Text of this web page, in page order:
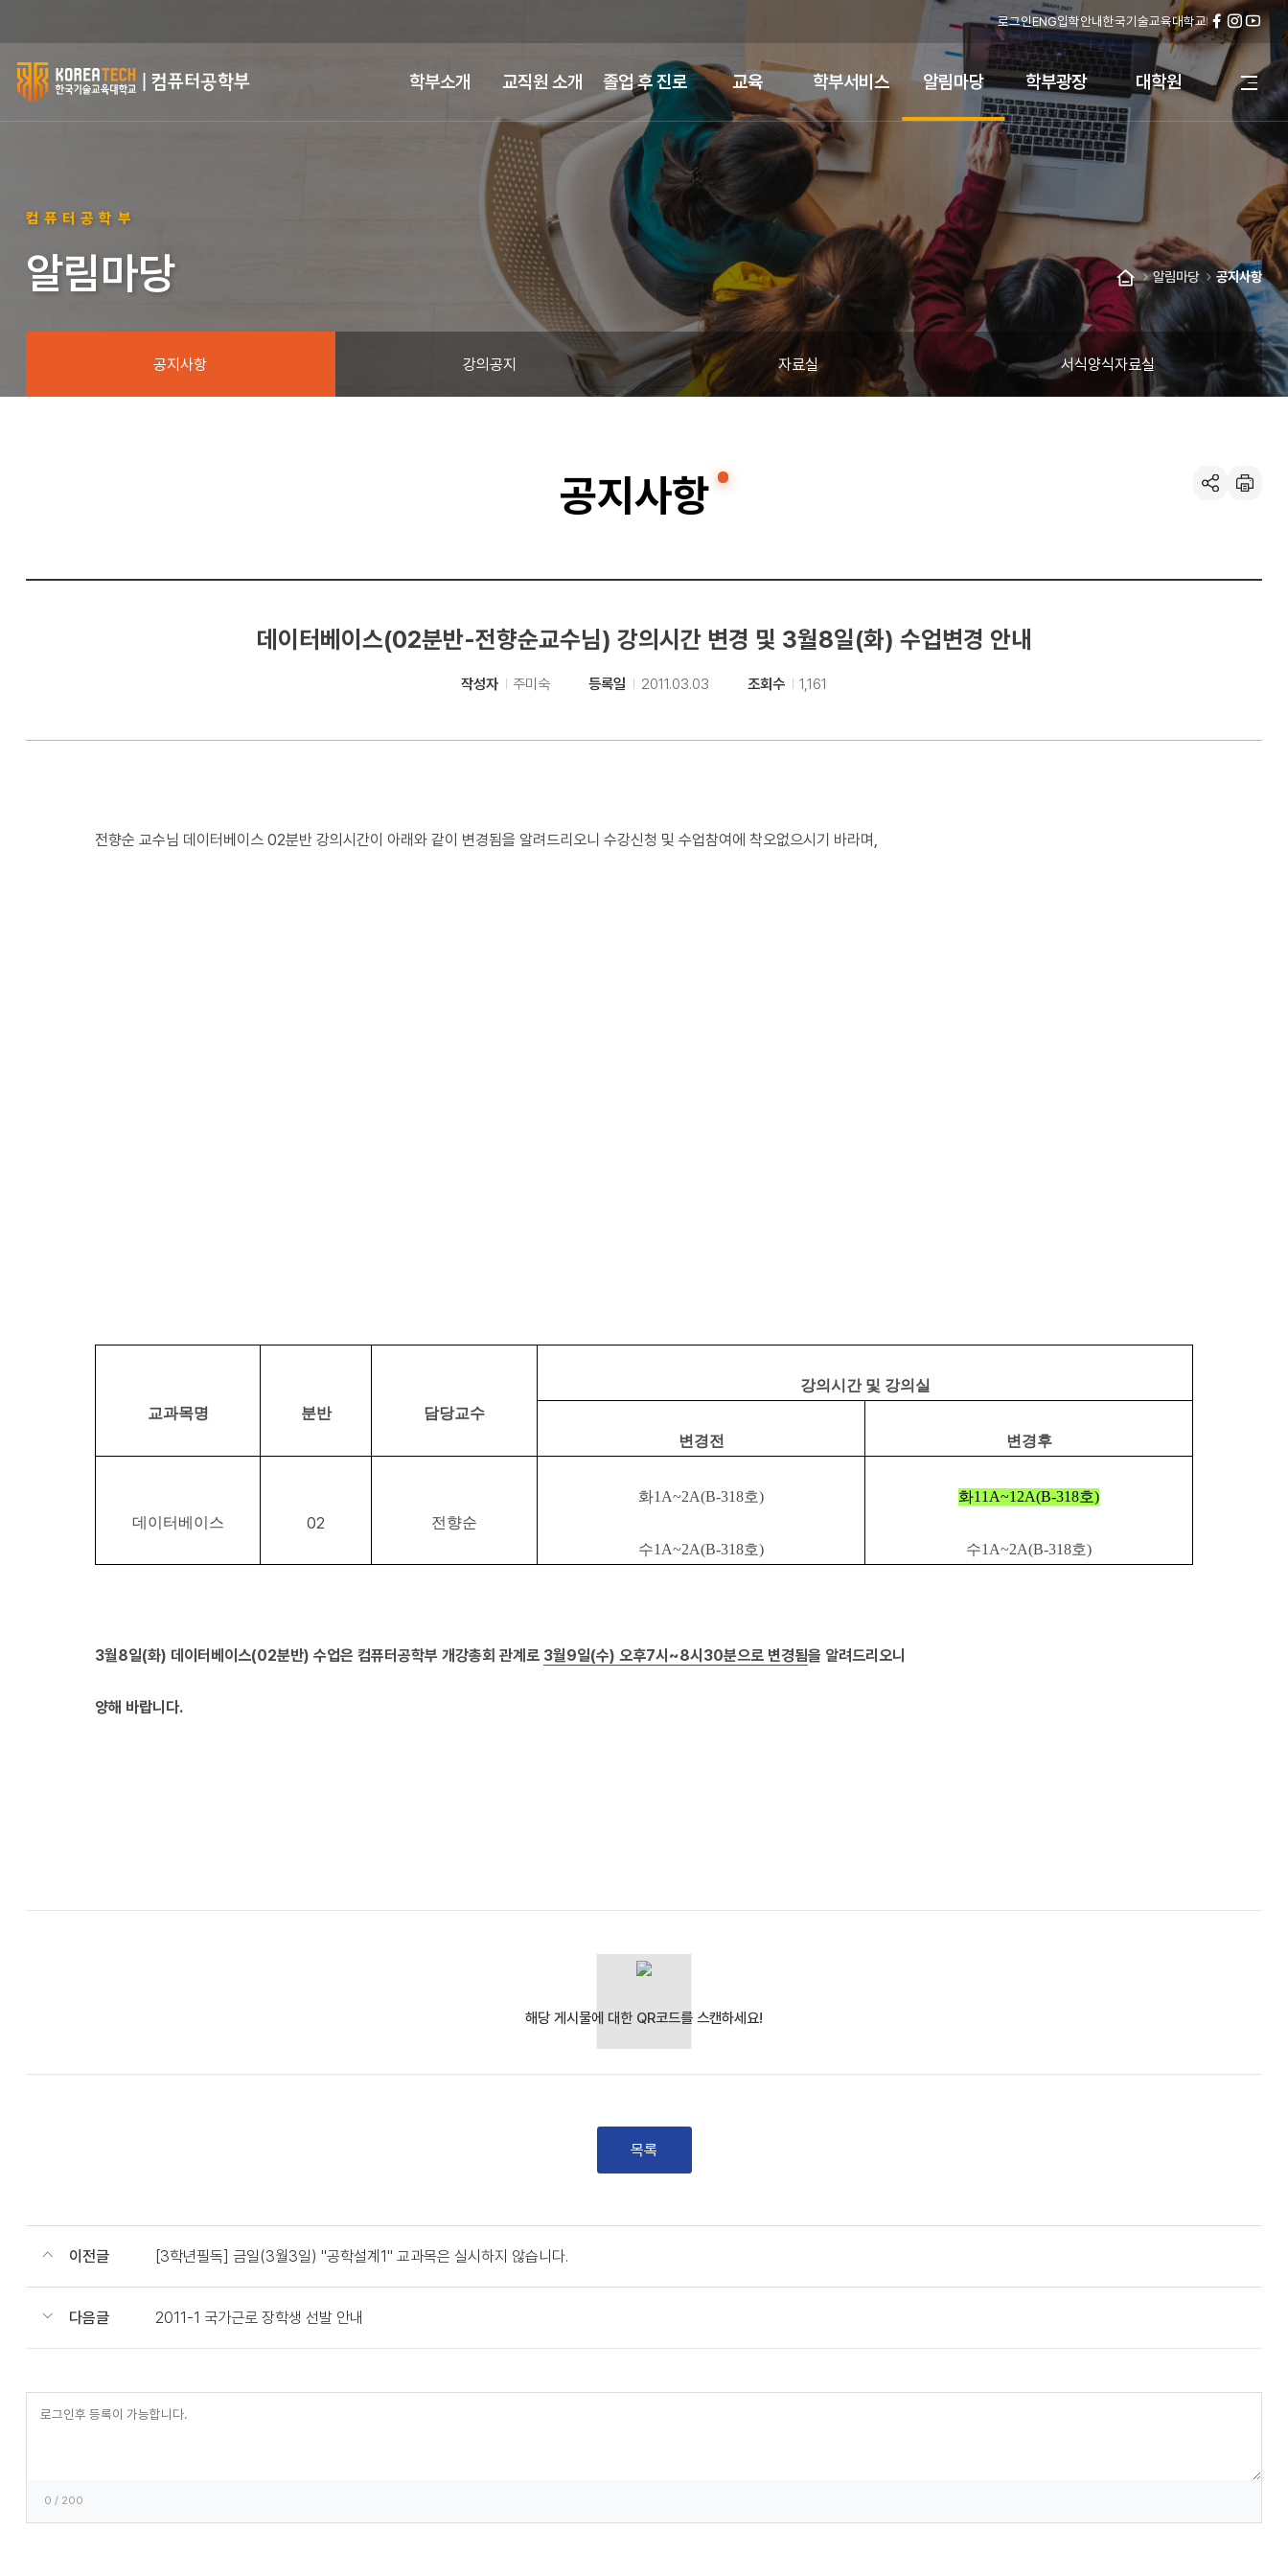
로그인ENG입학안내한국기술교육대학교
페
스
북
인
스
타
그
램
유
브
한
육
교
학
학부소개 교직원 소개 졸업 후 진로 교육 학부서비스 알림마당 학부광장 대학원
전
체
메
뉴
열
컴퓨터공학부
알림마당 홈
알림마당 공지사항
공지사항 강의공지 자료실 서식양식자료실
공지사항 공유하기
인
데이터베이스(02분반-전향순교수님) 강의시간 변경 및 3월8일(화) 수업변경 안내
작성자 주미숙 등록일 2011.03.03 조회수 1,161
전향순 교수님 데이터베이스 02분반 강의시간이 아래와 같이 변경됨을 알려드리오니 수강신청 및 수업참여에 착오없으시기 바라며,
교과목명 분반 담당교수
강의시간 및 강의실
변경전 변경후
데이터베이스 02 전향순
화1A~2A(B-318호)
수1A~2A(B-318호)
화11A~12A(B-318호)
수1A~2A(B-318호)
3월8일(화) 데이터베이스(02분반) 수업은 컴퓨터공학부 개강총회 관계로 3월9일(수) 오후7시~8시30분으로 변경됨을 알려드리오니
양해 바랍니다.
목록
이전글 [3학년필독] 금일(3월3일) "공학설계1" 교과목은 실시하지 않습니다.
다음글 2011-1 국가근로 장학생 선발 안내
0 / 200